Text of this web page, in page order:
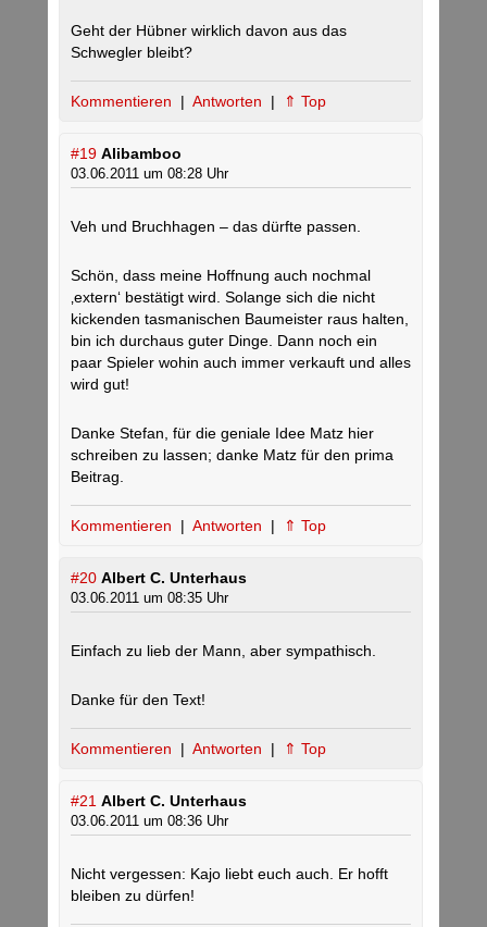
Geht der Hübner wirklich davon aus das
Schwegler bleibt?
Kommentieren | Antworten | ⇑ Top
#19 Alibamboo
03.06.2011 um 08:28 Uhr
Veh und Bruchhagen – das dürfte passen.
Schön, dass meine Hoffnung auch nochmal
‚extern‘ bestätigt wird. Solange sich die nicht
kickenden tasmanischen Baumeister raus halten,
bin ich durchaus guter Dinge. Dann noch ein
paar Spieler wohin auch immer verkauft und alles
wird gut!
Danke Stefan, für die geniale Idee Matz hier
schreiben zu lassen; danke Matz für den prima
Beitrag.
Kommentieren | Antworten | ⇑ Top
#20 Albert C. Unterhaus
03.06.2011 um 08:35 Uhr
Einfach zu lieb der Mann, aber sympathisch.
Danke für den Text!
Kommentieren | Antworten | ⇑ Top
#21 Albert C. Unterhaus
03.06.2011 um 08:36 Uhr
Nicht vergessen: Kajo liebt euch auch. Er hofft
bleiben zu dürfen!